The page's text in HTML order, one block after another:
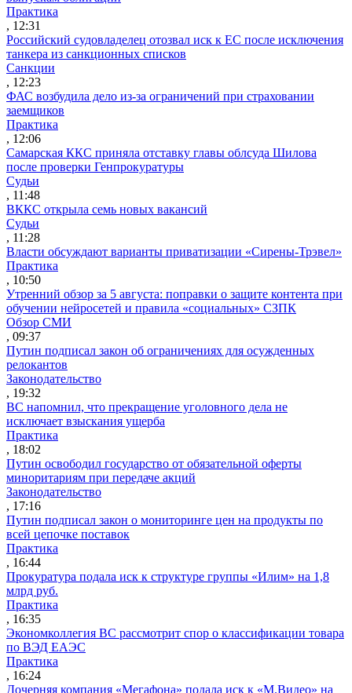
Практика
, 12:31
Российский судовладелец отозвал иск к ЕС после исключения
танкера из санкционных списков
Санкции
, 12:23
ФАС возбудила дело из-за ограничений при страховании
заемщиков
Практика
, 12:06
Самарская ККС приняла отставку главы облсуда Шилова
после проверки Генпрокуратуры
Судьи
, 11:48
ВККС открыла семь новых вакансий
Судьи
, 11:28
Власти обсуждают варианты приватизации «Сирены-Трэвел»
Практика
, 10:50
Утренний обзор за 5 августа: поправки о защите контента при
обучении нейросетей и правила «социальных» СЗПК
Обзор СМИ
, 09:37
Путин подписал закон об ограничениях для осужденных
релокантов
Законодательство
, 19:32
ВС напомнил, что прекращение уголовного дела не
исключает взыскания ущерба
Практика
, 18:02
Путин освободил государство от обязательной оферты
миноритариям при передаче акций
Законодательство
, 17:16
Путин подписал закон о мониторинге цен на продукты по
всей цепочке поставок
Практика
, 16:44
Прокуратура подала иск к структуре группы «Илим» на 1,8
млрд руб.
Практика
, 16:35
Экономколлегия ВС рассмотрит спор о классификации товара
по ВЭД ЕАЭС
Практика
, 16:24
Дочерняя компания «Мегафона» подала иск к «М.Видео» на